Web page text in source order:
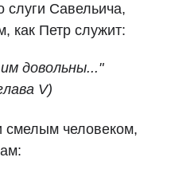
Савельича,
как Петр служит:
довольны..."
V)
смелым человеком,